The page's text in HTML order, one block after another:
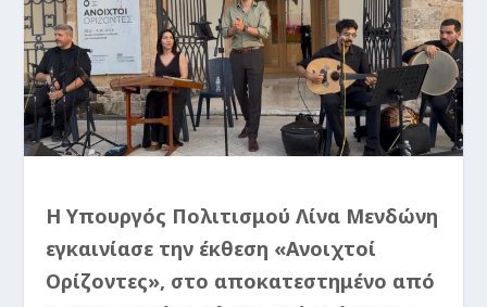
Η Υπουργός Πολιτισμού Λίνα Μενδώνη
εγκαινίασε την έκθεση «Ανοιχτοί
Ορίζοντες», στο αποκατεστημένο από